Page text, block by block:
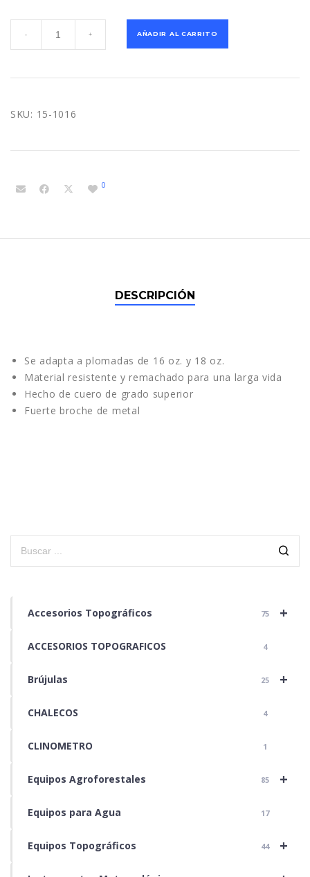
-
cantidad
- + AÑADIR AL CARRITO
SKU: 15-1016
0
DESCRIPCIÓN
Se adapta a plomadas de 16 oz. y 18 oz.
Material resistente y remachado para una larga vida
Hecho de cuero de grado superior
Fuerte broche de metal
+
Accesorios Topográficos 75
ACCESORIOS TOPOGRAFICOS 4
+
Brújulas 25
CHALECOS 4
CLINOMETRO 1
+
Equipos Agroforestales 85
Equipos para Agua 17
+
Equipos Topográficos 44